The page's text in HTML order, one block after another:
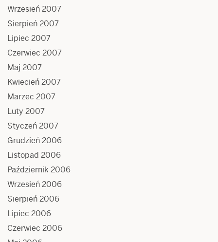
Wrzesień 2007
Sierpień 2007
Lipiec 2007
Czerwiec 2007
Maj 2007
Kwiecień 2007
Marzec 2007
Luty 2007
Styczeń 2007
Grudzień 2006
Listopad 2006
Październik 2006
Wrzesień 2006
Sierpień 2006
Lipiec 2006
Czerwiec 2006